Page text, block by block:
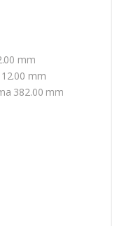
mm
mm
382.00 mm